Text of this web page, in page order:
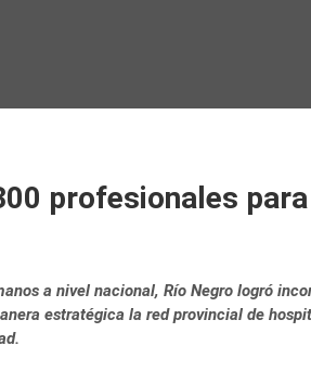
profesionales
a nivel nacional, Río Negro logró
estratégica la red provincial de